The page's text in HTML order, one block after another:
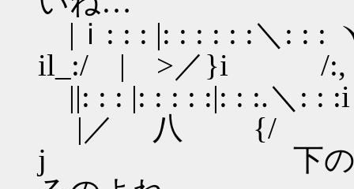
|ｉ: : : |: : : : : :＼: :
il_:/ | >／}i /:,ｒ
||: : : |: : : : :|: : :.＼:
|／ 八
j 下の棒、き